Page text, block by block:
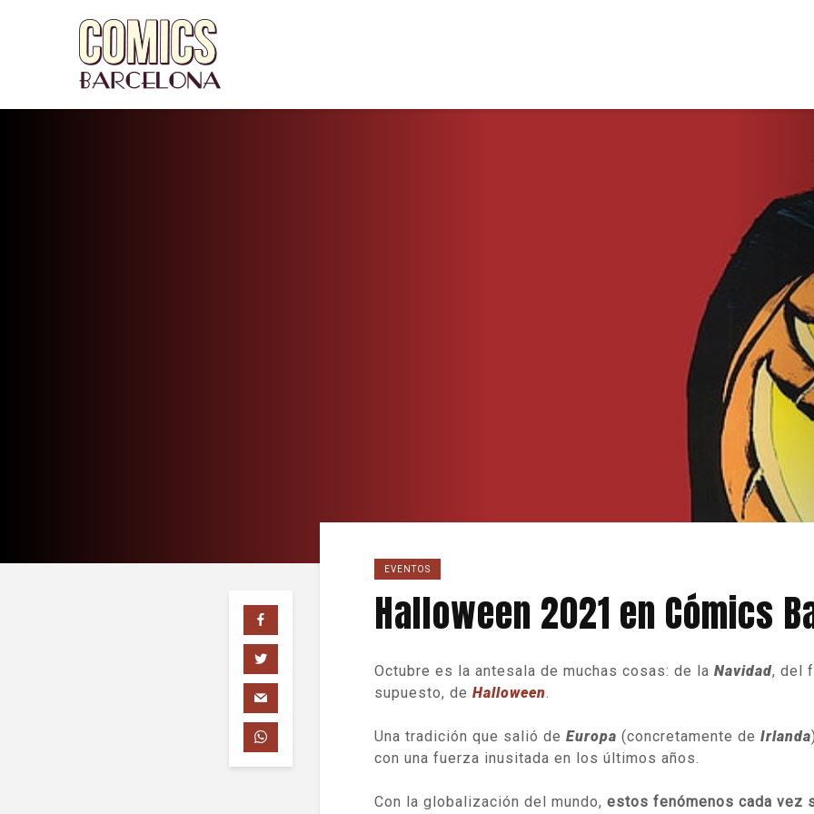
EVENTOS
Halloween 2021 en Cómics
Octubre es la antesala de muchas cosas: de la Navidad, del
supuesto, de Halloween.
Una tradición que salió de Europa (concretamente de Irlanda
con una fuerza inusitada en los últimos años.
Con la globalización del mundo, estos fenómenos cada vez